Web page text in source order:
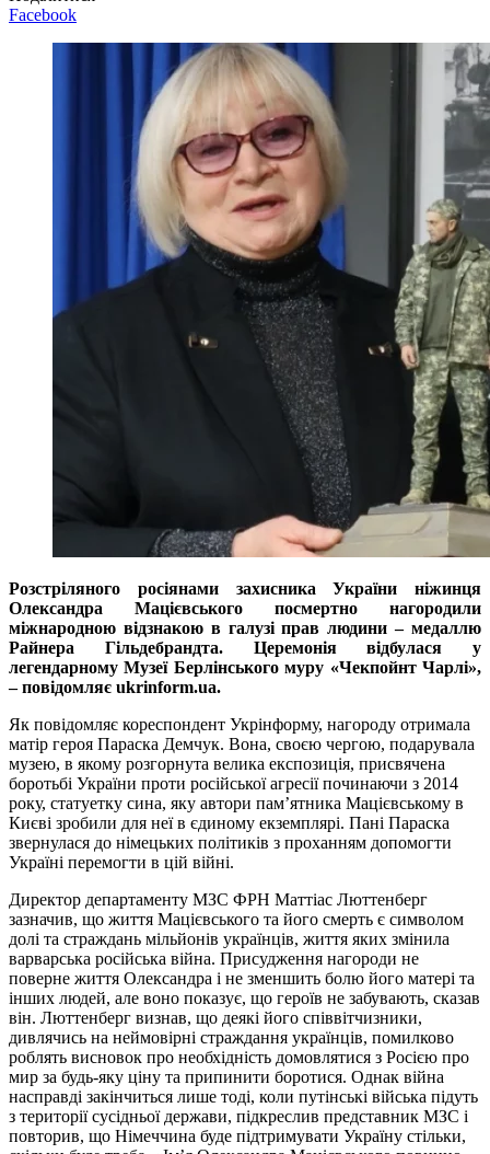
Facebook
Розстріляного росіянами захисника України ніжинця
Олександра Мацієвського посмертно нагородили
міжнародною відзнакою в галузі прав людини – медаллю
Райнера Гільдебрандта. Церемонія відбулася у
легендарному Музеї Берлінського муру «Чекпойнт Чарлі»,
– повідомляє ukrinform.ua.
Як повідомляє кореспондент Укрінформу, нагороду отримала
матір героя Параска Демчук. Вона, своєю чергою, подарувала
музею, в якому розгорнута велика експозиція, присвячена
боротьбі України проти російської агресії починаючи з 2014
року, статуетку сина, яку автори пам’ятника Мацієвському в
Києві зробили для неї в єдиному екземплярі. Пані Параска
звернулася до німецьких політиків з проханням допомогти
Україні перемогти в цій війні.
Директор департаменту МЗС ФРН Маттіас Люттенберг
зазначив, що життя Мацієвського та його смерть є символом
долі та страждань мільйонів українців, життя яких змінила
варварська російська війна. Присудження нагороди не
поверне життя Олександра і не зменшить болю його матері та
інших людей, але воно показує, що героїв не забувають, сказав
він. Люттенберг визнав, що деякі його співвітчизники,
дивлячись на неймовірні страждання українців, помилково
роблять висновок про необхідність домовлятися з Росією про
мир за будь-яку ціну та припинити боротися. Однак війна
насправді закінчиться лише тоді, коли путінські війська підуть
з території сусідньої держави, підкреслив представник МЗС і
повторив, що Німеччина буде підтримувати Україну стільки,